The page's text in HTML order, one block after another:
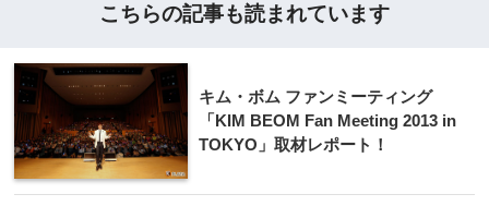
こちらの記事も読まれています
キム・ボム ファンミーティング
「KIM BEOM Fan Meeting 2013 in
TOKYO」取材レポート！